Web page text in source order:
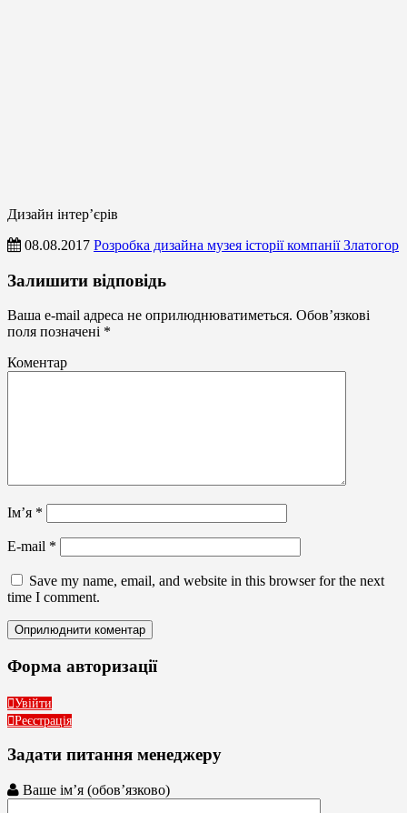
Дизайн інтер’єрів
08.08.2017 Розробка дизайна музея історії компанії Златогор
Дизайн
Залишити відповідь
Ваша e-mail адреса не оприлюднюватиметься. Обов’язкові
поля позначені *
Коментар
Ім’я *
E-mail *
Save my name, email, and website in this browser for the next
time I comment.
Форма авторизації
Увійти
Реєстрація
Задати питання менеджеру
Ваше ім’я (обов’язково)